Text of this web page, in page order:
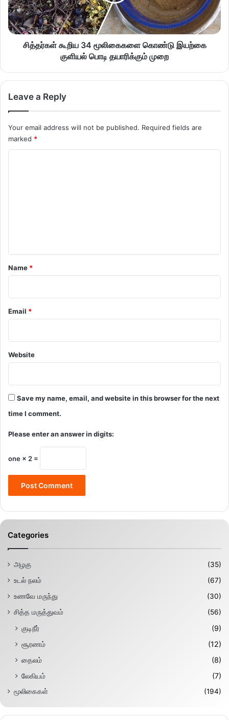
சித்தர்கள் கூறிய 34 மூலிகைகளை கொண்டு இயற்கை
குளியல் பொடி தயாரிக்கும் முறை
Leave a Reply
Your email address will not be published. Required fields are
marked *
*
Name *
Email *
Website
Save my name, email, and website in this browser for the next
time I comment.
Please enter an answer in digits:
one × 2 =
Categories
அழகு
(35)
உடல் நலம்
(67)
உணவே மருந்து
(30)
சித்த மருத்துவம்
(56)
குடிநீர்
(9)
சூரணம்
(12)
தைலம்
(8)
லேகியம்
(7)
மூலிகைகள் (194)